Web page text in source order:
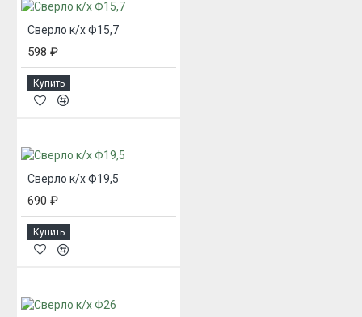
Сверло к/х Ф15,7
598 ₽
Купить
Сверло к/х Ф19,5
690 ₽
Купить